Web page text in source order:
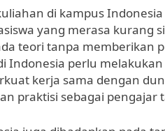
di kampus
yang merasa kurang
teori tanpa memberikan
Indonesia perlu
kerja sama dengan
praktisi sebagai pengajar